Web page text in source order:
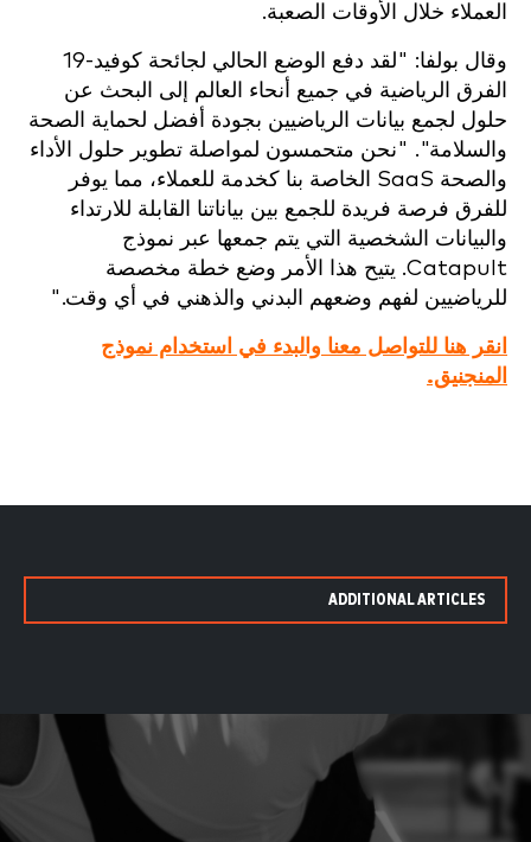
العملاء خلال الأوقات الصعبة.
وقال بولفا: "لقد دفع الوضع الحالي لجائحة كوفيد-19
الفرق الرياضية في جميع أنحاء العالم إلى البحث عن
حلول لجمع بيانات الرياضيين بجودة أفضل لحماية الصحة
والسلامة". "نحن متحمسون لمواصلة تطوير حلول الأداء
والصحة SaaS الخاصة بنا كخدمة للعملاء، مما يوفر
للفرق فرصة فريدة للجمع بين بياناتنا القابلة للارتداء
والبيانات الشخصية التي يتم جمعها عبر نموذج
Catapult. يتيح هذا الأمر وضع خطة مخصصة
للرياضيين لفهم وضعهم البدني والذهني في أي وقت."
انقر هنا للتواصل معنا والبدء في استخدام نموذج
المنجنيق.
ADDITIONAL ARTICLES